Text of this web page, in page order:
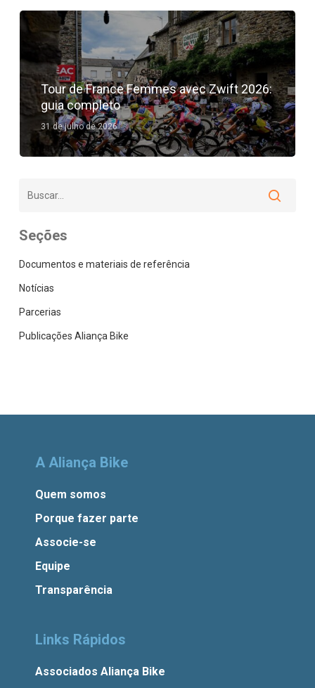
Tour de France Femmes avec Zwift 2026:
guia completo
31 de julho de 2026
Seções
Documentos e materiais de referência
Notícias
Parcerias
Publicações Aliança Bike
A Aliança Bike
Quem somos
Porque fazer parte
Associe-se
Equipe
Transparência
Links Rápidos
Associados Aliança Bike